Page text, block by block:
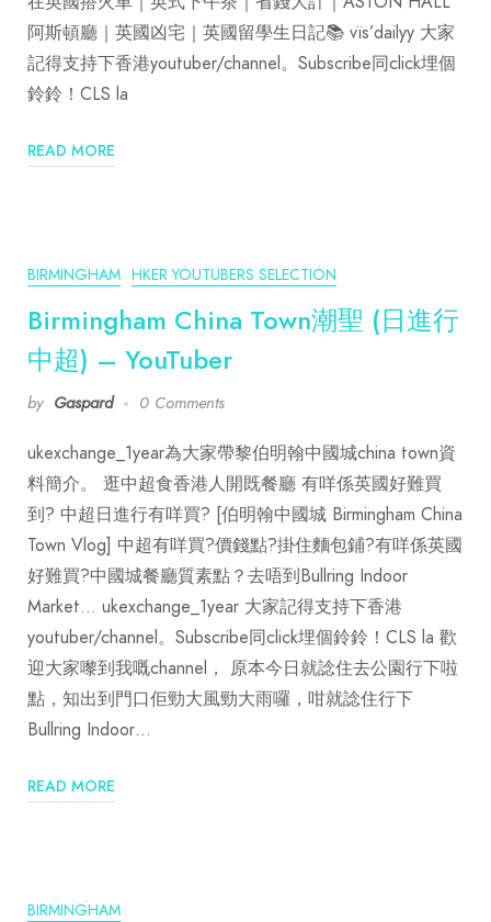
阿斯頓廳｜英國凶宅｜英國留學生日記📚 vïs’dailyy 大家
記得支持下香港youtuber/channel。Subscribe同click埋個
鈴鈴！CLS la
READ MORE
BIRMINGHAM HKER YOUTUBERS SELECTION
Birmingham China Town潮聖 (日進行
中超) – YouTuber
by Gaspard 0 Comments
ukexchange_1year為大家帶黎伯明翰中國城china town資
料簡介。 逛中超食香港人開既餐廳 有咩係英國好難買
到? 中超日進行有咩買? [伯明翰中國城 Birmingham China
Town Vlog] 中超有咩買?價錢點?掛住麵包鋪?有咩係英國
好難買?中國城餐廳質素點？去唔到Bullring Indoor
Market… ukexchange_1year 大家記得支持下香港
youtuber/channel。Subscribe同click埋個鈴鈴！CLS la 歡
迎大家嚟到我嘅channel， 原本今日就諗住去公園行下啦
點，知出到門口佢勁大風勁大雨囉，咁就諗住行下
Bullring Indoor…
READ MORE
BIRMINGHAM